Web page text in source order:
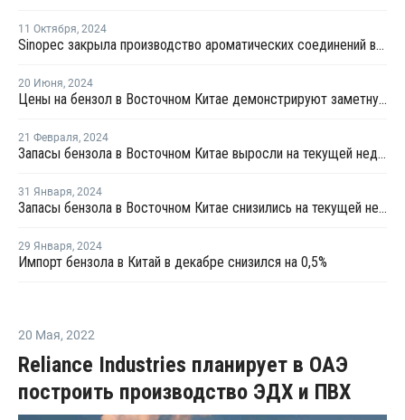
11 Октября, 2024
Sinopec закрыла производство ароматических соединений в Китае из-за механического сбоя
20 Июня, 2024
Цены на бензол в Восточном Китае демонстрируют заметную тенденцию к росту
21 Февраля, 2024
Запасы бензола в Восточном Китае выросли на текущей неделе
31 Января, 2024
Запасы бензола в Восточном Китае снизились на текущей неделе
29 Января, 2024
Импорт бензола в Китай в декабре снизился на 0,5%
20 Мая, 2022
Reliance Industries планирует в ОАЭ
построить производство ЭДХ и ПВХ